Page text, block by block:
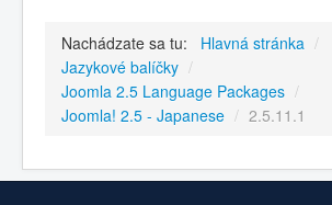
Nachádzate sa tu: Hlavná stránka /
Jazykové balíčky /
Joomla 2.5 Language Packages /
Joomla! 2.5 - Japanese / 2.5.11.1